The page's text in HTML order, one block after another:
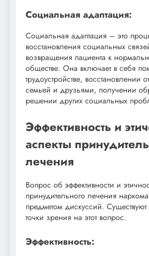
Социальная адаптация:
Социальная адаптация – это
восстановления социальных
возвращения пациента к
обществе. Она включает в себя
трудоустройстве, восстановлении
семьей и друзьями, получении
решении других социальных
Эффективность и
аспекты
лечения
Вопрос об эффективности и
принудительного лечения
предметом дискуссий.
точки зрения на этот вопрос.
Эффективность: